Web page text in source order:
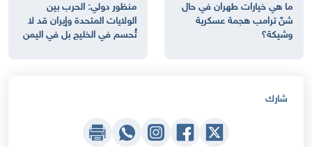
ما هي خيارات طهران في حال
شنّ ترامب هجمة عسكرية
وشيكة؟
منظور دولي: الحرب بين
الولايات المتحدة وإيران قد لا
تُحسم في الخليج بل في اليمن
شارك